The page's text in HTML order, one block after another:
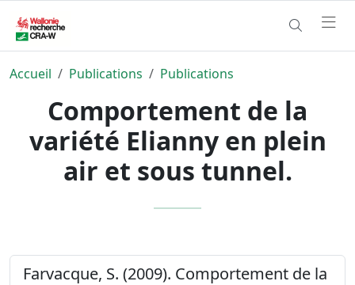
Accueil Publications Publications
Comportement de la
variété Elianny en plein
air et sous tunnel.
Farvacque, S. (2009). Comportement de la